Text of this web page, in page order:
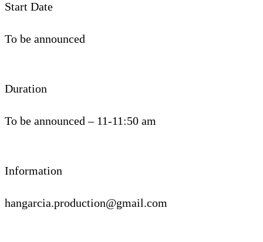
Start Date
To be announced
Duration
To be announced – 11-11:50 am
Information
hangarcia.production@gmail.com